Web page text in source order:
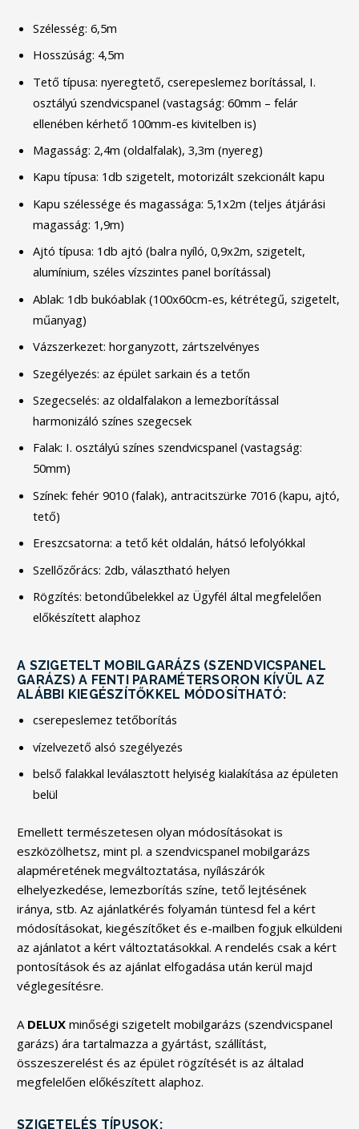
Szélesség: 6,5m
Hosszúság: 4,5m
Tető típusa: nyeregtető, cserepeslemez borítással, I.
osztályú szendvicspanel (vastagság: 60mm – felár
ellenében kérhető 100mm-es kivitelben is)
Magasság: 2,4m (oldalfalak), 3,3m (nyereg)
Kapu típusa: 1db szigetelt, motorizált szekcionált kapu
Kapu szélessége és magassága: 5,1x2m (teljes átjárási
magasság: 1,9m)
Ajtó típusa: 1db ajtó (balra nyíló, 0,9x2m, szigetelt,
alumínium, széles vízszintes panel borítással)
Ablak: 1db bukóablak (100x60cm-es, kétrétegű, szigetelt,
műanyag)
Vázszerkezet: horganyzott, zártszelvényes
Szegélyezés: az épület sarkain és a tetőn
Szegecselés: az oldalfalakon a lemezborítással
harmonizáló színes szegecsek
Falak: I. osztályú színes szendvicspanel (vastagság:
50mm)
Színek: fehér 9010 (falak), antracitszürke 7016 (kapu, ajtó,
tető)
Ereszcsatorna: a tető két oldalán, hátsó lefolyókkal
Szellőzőrács: 2db, választható helyen
Rögzítés: betondűbelekkel az Ügyfél által megfelelően
előkészített alaphoz
A SZIGETELT MOBILGARÁZS (SZENDVICSPANEL
GARÁZS) A FENTI PARAMÉTERSORON KÍVÜL AZ
ALÁBBI KIEGÉSZÍTŐKKEL MÓDOSÍTHATÓ:
cserepeslemez tetőborítás
vízelvezető alsó szegélyezés
belső falakkal leválasztott helyiség kialakítása az épületen
belül
Emellett természetesen olyan módosításokat is
eszközölhetsz, mint pl. a szendvicspanel mobilgarázs
alapméretének megváltoztatása, nyílászárók
elhelyezkedése, lemezborítás színe, tető lejtésének
iránya, stb. Az ajánlatkérés folyamán tüntesd fel a kért
módosításokat, kiegészítőket és e-mailben fogjuk elküldeni
az ajánlatot a kért változtatásokkal. A rendelés csak a kért
pontosítások és az ajánlat elfogadása után kerül majd
véglegesítésre.
A DELUX minőségi szigetelt mobilgarázs (szendvicspanel
garázs) ára tartalmazza a gyártást, szállítást,
összeszerelést és az épület rögzítését is az általad
megfelelően előkészített alaphoz.
SZIGETELÉS TÍPUSOK: